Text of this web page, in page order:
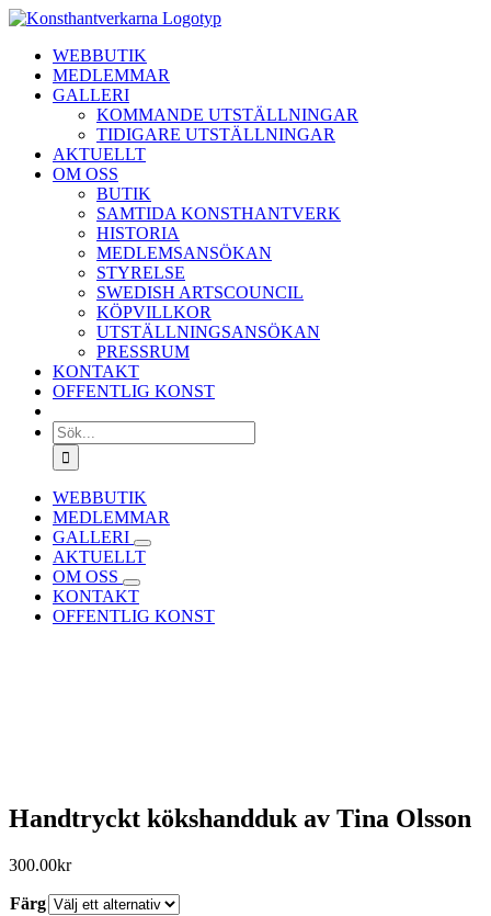
Fortsätt
innehålletWEBBUTIK
MEDLEMMAR
GALLERI
KOMMANDE UTSTÄLLNINGAR
TIDIGARE UTSTÄLLNINGAR
AKTUELLT
OM OSS
BUTIK
SAMTIDA KONSTHANTVERK
HISTORIA
MEDLEMSANSÖKAN
STYRELSE
SWEDISH ARTSCOUNCIL
KÖPVILLKOR
UTSTÄLLNINGSANSÖKAN
PRESSRUM
KONTAKT
OFFENTLIG KONST
Sök
efter:
WEBBUTIK
MEDLEMMAR
GALLERI
AKTUELLT
OM OSS
KONTAKT
OFFENTLIG KONST
Handtryckt kökshandduk av Tina Olsson
300.00kr
Färg